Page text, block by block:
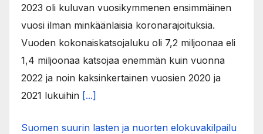
2023 oli kuluvan vuosikymmenen ensimmäinen
vuosi ilman minkäänlaisia koronarajoituksia.
Vuoden kokonaiskatsojaluku oli 7,2 miljoonaa eli
1,4 miljoonaa katsojaa enemmän kuin vuonna
2022 ja noin kaksinkertainen vuosien 2020 ja
2021 lukuihin [...]
Suomen suurin lasten ja nuorten elokuvakilpailu